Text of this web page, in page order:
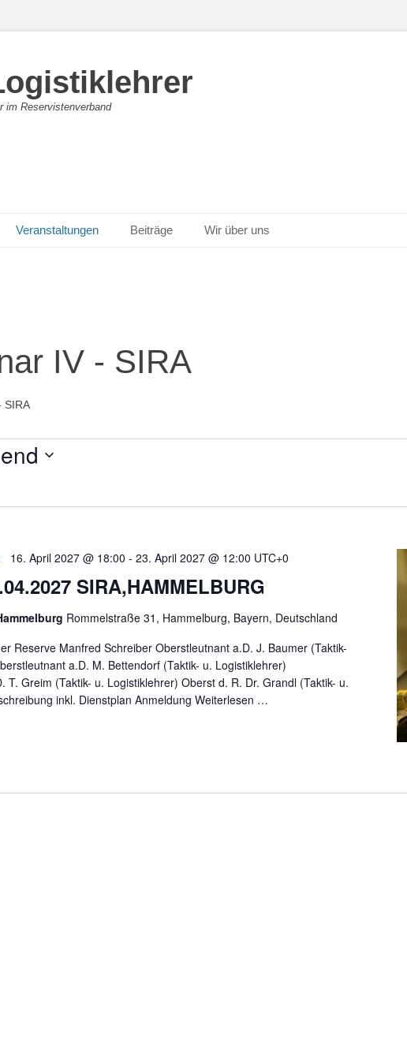
im Reservistenverband
Veranstaltungen Beiträge Wir über uns
IV - SIRA
SIRA
SIRA,HAMMELBURG
16. April 2027 @ 18:00 - 23. April 2027 @ 12:00 UTC+0
Rommelstraße 31, Hammelburg, Bayern, Deutschland
Reserve Manfred Schreiber Oberstleutnant a.D. J. Baumer (Taktik-
a.D. M. Bettendorf (Taktik- u. Logistiklehrer)
T. Greim (Taktik- u. Logistiklehrer) Oberst d. R. Dr. Grandl (Taktik- u.
inkl. Dienstplan Anmeldung Weiterlesen …